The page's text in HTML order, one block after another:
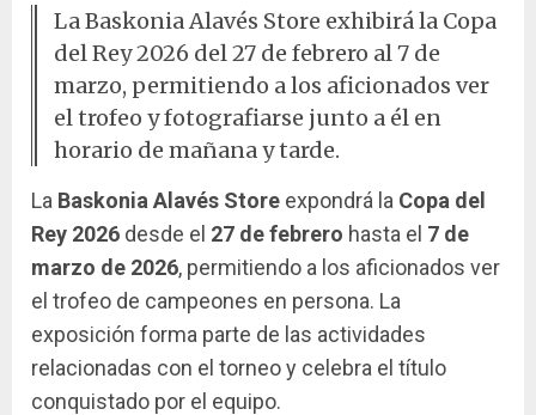
La Baskonia Alavés Store exhibirá la Copa
del Rey 2026 del 27 de febrero al 7 de
marzo, permitiendo a los aficionados ver
el trofeo y fotografiarse junto a él en
horario de mañana y tarde.
La Baskonia Alavés Store expondrá la Copa del
Rey 2026 desde el 27 de febrero hasta el 7 de
marzo de 2026, permitiendo a los aficionados ver
el trofeo de campeones en persona. La
exposición forma parte de las actividades
relacionadas con el torneo y celebra el título
conquistado por el equipo.